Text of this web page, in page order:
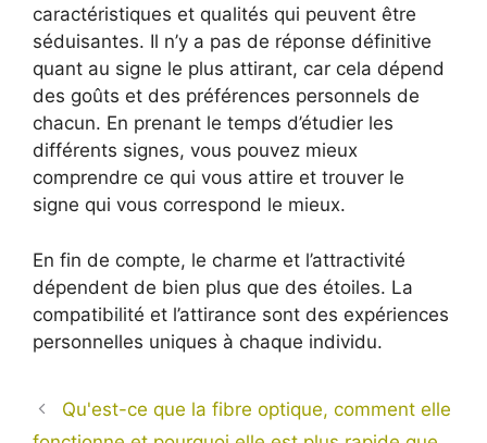
caractéristiques et qualités qui peuvent être
séduisantes. Il n’y a pas de réponse définitive
quant au signe le plus attirant, car cela dépend
des goûts et des préférences personnels de
chacun. En prenant le temps d’étudier les
différents signes, vous pouvez mieux
comprendre ce qui vous attire et trouver le
signe qui vous correspond le mieux.
En fin de compte, le charme et l’attractivité
dépendent de bien plus que des étoiles. La
compatibilité et l’attirance sont des expériences
personnelles uniques à chaque individu.
Qu'est-ce que la fibre optique, comment elle